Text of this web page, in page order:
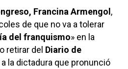
Francina Armengol,
de que no va a tolerar
del franquismo» en la
retirar del Diario de
la dictadura que pronunció